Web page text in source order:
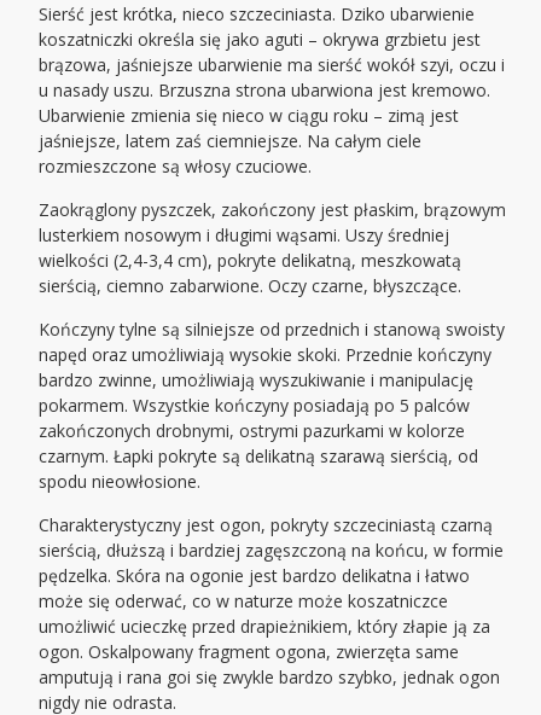
Sierść jest krótka, nieco szczeciniasta. Dziko ubarwienie
koszatniczki określa się jako aguti – okrywa grzbietu jest
brązowa, jaśniejsze ubarwienie ma sierść wokół szyi, oczu i
u nasady uszu. Brzuszna strona ubarwiona jest kremowo.
Ubarwienie zmienia się nieco w ciągu roku – zimą jest
jaśniejsze, latem zaś ciemniejsze. Na całym ciele
rozmieszczone są włosy czuciowe.
Zaokrąglony pyszczek, zakończony jest płaskim, brązowym
lusterkiem nosowym i długimi wąsami. Uszy średniej
wielkości (2,4-3,4 cm), pokryte delikatną, meszkowatą
sierścią, ciemno zabarwione. Oczy czarne, błyszczące.
Kończyny tylne są silniejsze od przednich i stanową swoisty
napęd oraz umożliwiają wysokie skoki. Przednie kończyny
bardzo zwinne, umożliwiają wyszukiwanie i manipulację
pokarmem. Wszystkie kończyny posiadają po 5 palców
zakończonych drobnymi, ostrymi pazurkami w kolorze
czarnym. Łapki pokryte są delikatną szarawą sierścią, od
spodu nieowłosione.
Charakterystyczny jest ogon, pokryty szczeciniastą czarną
sierścią, dłuższą i bardziej zagęszczoną na końcu, w formie
pędzelka. Skóra na ogonie jest bardzo delikatna i łatwo
może się oderwać, co w naturze może koszatniczce
umożliwić ucieczkę przed drapieżnikiem, który złapie ją za
ogon. Oskalpowany fragment ogona, zwierzęta same
amputują i rana goi się zwykle bardzo szybko, jednak ogon
nigdy nie odrasta.